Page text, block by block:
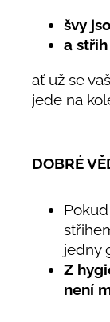
švy
a
ať už se
jede na
DOBRÉ
jedny
Z
není